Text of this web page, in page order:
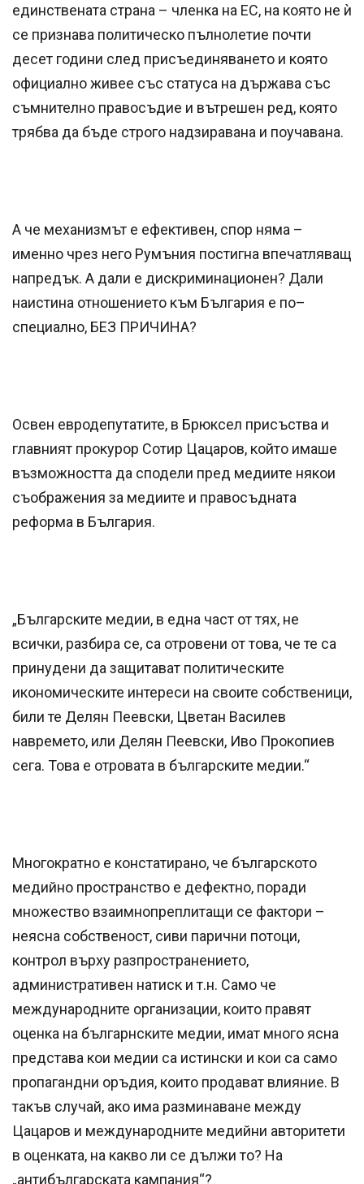
единствената страна – членка на ЕС, на която не ѝ
се признава политическо пълнолетие почти
десет години след присъединяването и която
официално живее със статуса на държава със
съмнително правосъдие и вътрешен ред, която
трябва да бъде строго надзиравана и поучавана.
А че механизмът е ефективен, спор няма –
именно чрез него Румъния постигна впечатляващ
напредък. А дали е дискриминационен? Дали
наистина отношението към България е по–
специално, БЕЗ ПРИЧИНА?
Освен евродепутатите, в Брюксел присъства и
главният прокурор Сотир Цацаров, който имаше
възможността да сподели пред медиите някои
съображения за медиите и правосъдната
реформа в България.
„Българските медии, в една част от тях, не
всички, разбира се, са отровени от това, че те са
принудени да защитават политическите
икономическите интереси на своите собственици,
били те Делян Пеевски, Цветан Василев
навремето, или Делян Пеевски, Иво Прокопиев
сега. Това е отровата в българските медии.“
Многократно е констатирано, че българското
медийно пространство е дефектно, поради
множество взаимнопреплитащи се фактори –
неясна собственост, сиви парични потоци,
контрол върху разпространението,
административен натиск и т.н. Само че
международните организации, които правят
оценка на българнските медии, имат много ясна
представа кои медии са истински и кои са само
пропагандни оръдия, които продават влияние. В
такъв случай, ако има разминаване между
Цацаров и международните медийни авторитети
в оценката, на какво ли се дължи то? На
„антибългарската кампания“?